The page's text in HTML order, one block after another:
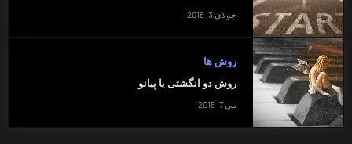
جولای 3, 2016
روش ها
روش دو انگشتی یا پیانو
می 7, 2015